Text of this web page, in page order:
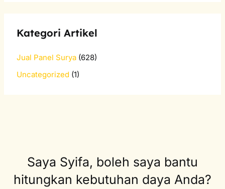
Kategori Artikel
Jual Panel Surya (628)
Uncategorized (1)
Saya Syifa, boleh saya bantu
hitungkan kebutuhan daya Anda?